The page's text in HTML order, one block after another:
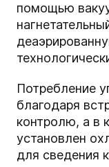
помощью
Потребление
благодаря
контролю, а в
установлен
для сведения